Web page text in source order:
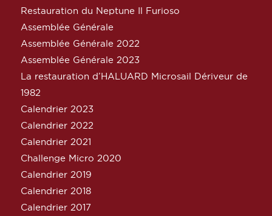
Restauration du Neptune Il Furioso
Assemblée Générale
Assemblée Générale 2022
Assemblée Générale 2023
La restauration d’HALUARD Microsail Dériveur de
1982
Calendrier 2023
Calendrier 2022
Calendrier 2021
Challenge Micro 2020
Calendrier 2019
Calendrier 2018
Calendrier 2017